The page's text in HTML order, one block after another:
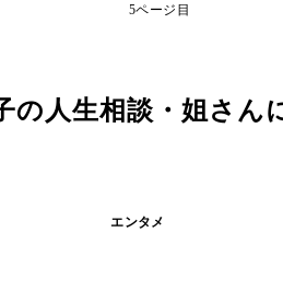
5ページ目
の人生相談・姐さ
エンタメ